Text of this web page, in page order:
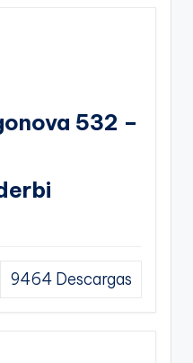
532 –
9464 Descargas